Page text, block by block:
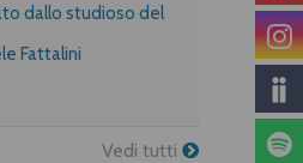
dallo studioso del
Fattalini
Vedi tutti